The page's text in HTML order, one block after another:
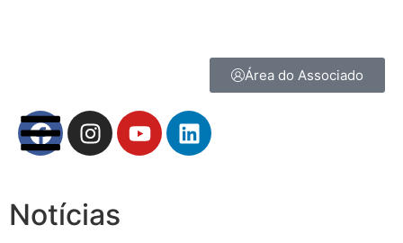
Área do Associado
Notícias